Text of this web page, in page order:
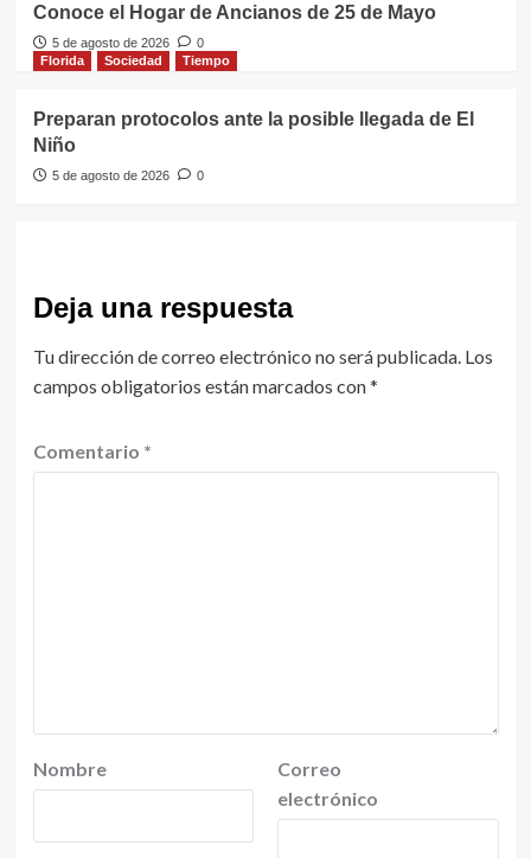
Conoce el Hogar de Ancianos de 25 de Mayo
5 de agosto de 2026
0
Florida
Sociedad Tiempo
Preparan protocolos ante la posible llegada de El
Niño
5 de agosto de 2026 0
Deja una respuesta
Tu dirección de correo electrónico no será publicada. Los
campos obligatorios están marcados con*
Comentario *
Nombre
Correo
electrónico